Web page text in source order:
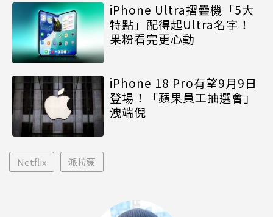
iPhone Ultra摺疊機「5大
特點」配得起Ultra名字！
果粉看完更心動
iPhone 18 Pro有望9月9日
登場！「蘋果員工抽選會」
洩端倪
Netflix 派拉蒙